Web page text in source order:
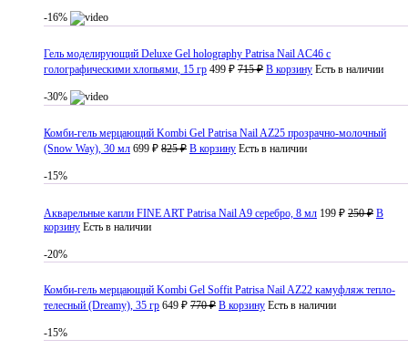
-16%
Гель моделирующий Deluxe Gel holography Patrisa Nail AC46 с
голографическими хлопьями, 15 гр 499 ₽ 715 ₽ В корзину Есть в наличии
-30%
Комби-гель мерцающий Kombi Gel Patrisa Nail AZ25 прозрачно-молочный
(Snow Way), 30 мл 699 ₽ 825 ₽ В корзину Есть в наличии
-15%
Акварельные капли FINE ART Patrisa Nail A9 серебро, 8 мл 199 ₽ 250 ₽ В
корзину Есть в наличии
-20%
Комби-гель мерцающий Kombi Gel Soffit Patrisa Nail AZ22 камуфляж тепло-
телесный (Dreamy), 35 гр 649 ₽ 770 ₽ В корзину Есть в наличии
-15%